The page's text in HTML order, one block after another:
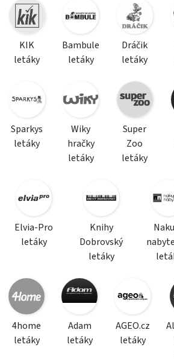
KIK
letáky
Bambule
letáky
Dráčik
letáky
Sparkys
letáky
Wiky
hračky
letáky
Super
Zoo
letáky
Elvia-Pro
letáky
Knihy
Dobrovský
letáky
4home
letáky
Adam
letáky
AGEO.cz
letáky